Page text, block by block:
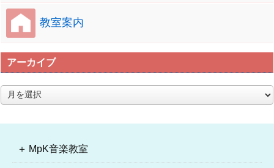
教室案内
アーカイブ
ア
ー
MpK音楽教室